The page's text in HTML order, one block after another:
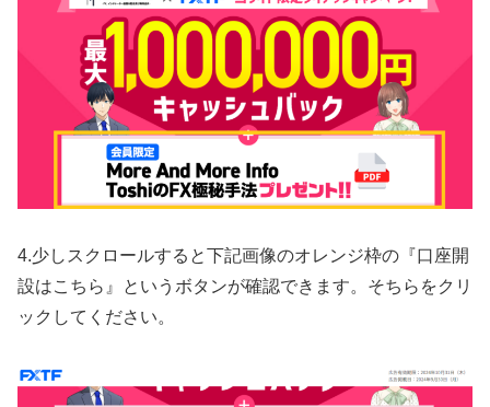
4.少しスクロールすると下記画像のオレンジ枠の『口座開
設はこちら』というボタンが確認できます。そちらをクリ
ックしてください。